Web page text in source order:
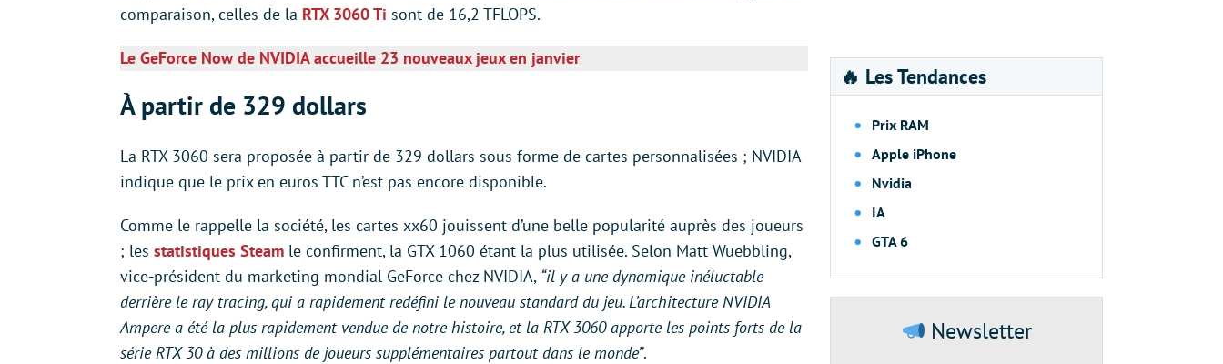
comparaison, celles de la RTX 3060 Ti sont de 16,2 TFLOPS.
Le GeForce Now de NVIDIA accueille 23 nouveaux jeux en janvier
À partir de 329 dollars
La RTX 3060 sera proposée à partir de 329 dollars sous forme de cartes personnalisées ; NVIDIA
indique que le prix en euros TTC n’est pas encore disponible.
Comme le rappelle la société, les cartes xx60 jouissent d’une belle popularité auprès des joueurs
; les statistiques Steam le confirment, la GTX 1060 étant la plus utilisée. Selon Matt Wuebbling,
vice-président du marketing mondial GeForce chez NVIDIA, “il y a une dynamique inéluctable
derrière le ray tracing, qui a rapidement redéfini le nouveau standard du jeu. L’architecture NVIDIA
Ampere a été la plus rapidement vendue de notre histoire, et la RTX 3060 apporte les points forts de la
série RTX 30 à des millions de joueurs supplémentaires partout dans le monde”.
🔥 Les Tendances
Prix RAM
Apple iPhone
Nvidia
IA
GTA 6
Newsletter